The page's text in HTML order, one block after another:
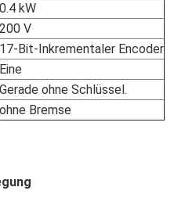
0.4 kW
200 V
17-Bit-Inkrementaler Encoder
Eine
Gerade ohne Schlüssel.
ohne Bremse